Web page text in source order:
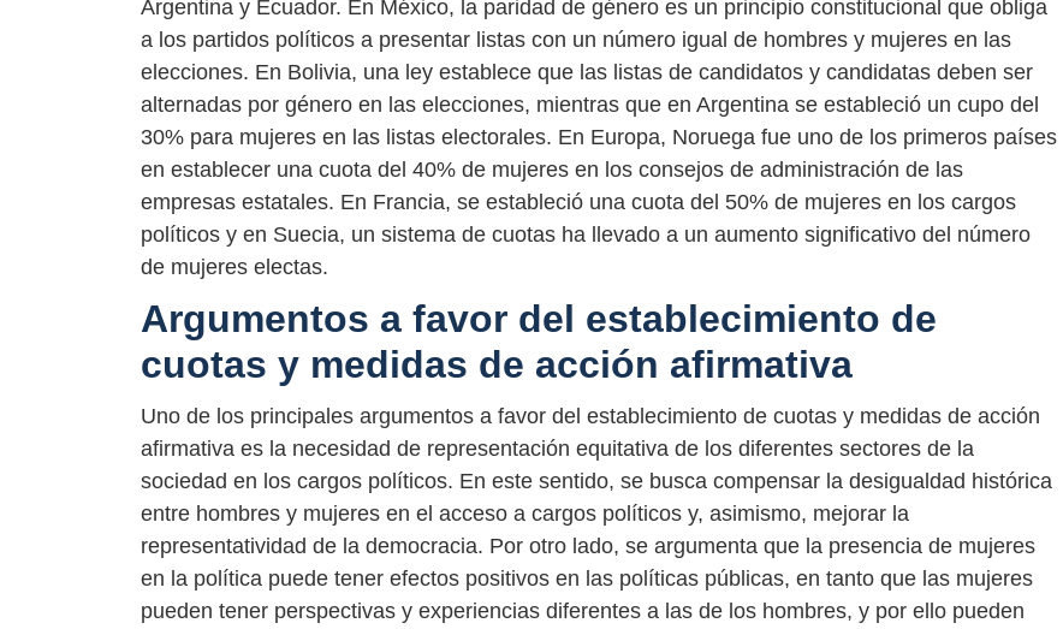
Argentina y Ecuador. En México, la paridad de género es un principio constitucional que obliga
a los partidos políticos a presentar listas con un número igual de hombres y mujeres en las
elecciones. En Bolivia, una ley establece que las listas de candidatos y candidatas deben ser
alternadas por género en las elecciones, mientras que en Argentina se estableció un cupo del
30% para mujeres en las listas electorales. En Europa, Noruega fue uno de los primeros países
en establecer una cuota del 40% de mujeres en los consejos de administración de las
empresas estatales. En Francia, se estableció una cuota del 50% de mujeres en los cargos
políticos y en Suecia, un sistema de cuotas ha llevado a un aumento significativo del número
de mujeres electas.
Argumentos a favor del establecimiento de
cuotas y medidas de acción afirmativa
Uno de los principales argumentos a favor del establecimiento de cuotas y medidas de acción
afirmativa es la necesidad de representación equitativa de los diferentes sectores de la
sociedad en los cargos políticos. En este sentido, se busca compensar la desigualdad histórica
entre hombres y mujeres en el acceso a cargos políticos y, asimismo, mejorar la
representatividad de la democracia. Por otro lado, se argumenta que la presencia de mujeres
en la política puede tener efectos positivos en las políticas públicas, en tanto que las mujeres
pueden tener perspectivas y experiencias diferentes a las de los hombres, y por ello pueden